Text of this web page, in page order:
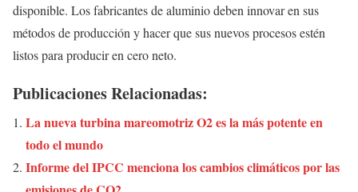
disponible. Los fabricantes de aluminio deben innovar en sus
métodos de producción y hacer que sus nuevos procesos estén
listos para producir en cero neto.
Publicaciones Relacionadas:
La nueva turbina mareomotriz O2 es la más potente en
todo el mundo
Informe del IPCC menciona los cambios climáticos por las